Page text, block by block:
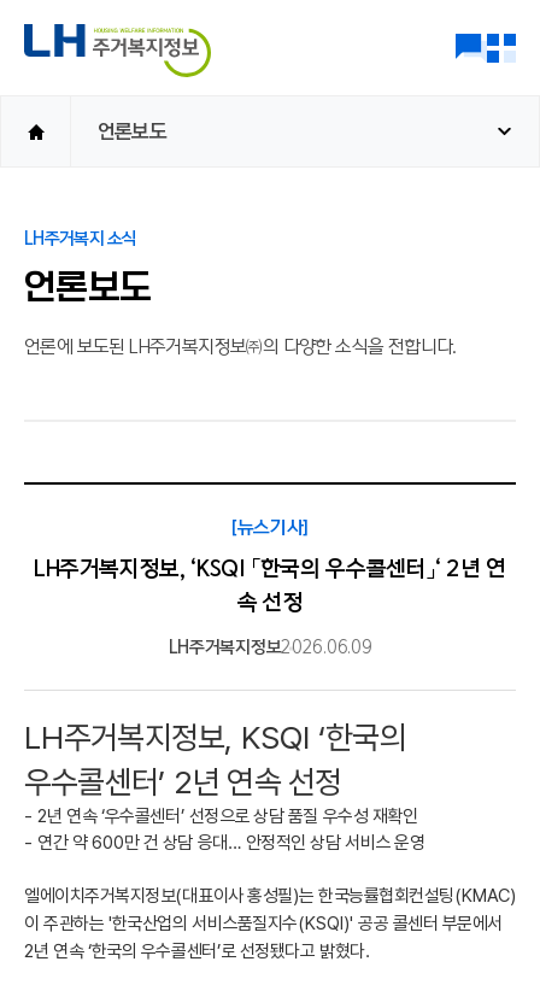
언론보도
LH주거복지 소식
언론보도
언론에 보도된 LH주거복지정보㈜의 다양한 소식을 전합니다.
[뉴스기사]
LH주거복지정보, ‘KSQI 「한국의 우수콜센터」‘ 2년 연
속 선정
LH주거복지정보2026.06.09
LH주거복지정보, KSQI ‘한국의
우수콜센터’ 2년 연속 선정
- 2년 연속‘우수콜센터’ 선정으로 상담 품질 우수성 재확인
- 연간 약600만 건 상담 응대… 안정적인 상담 서비스 운영
엘에이치주거복지정보(대표이사 홍성필)는 한국능률협회컨설팅(KMAC)
이 주관하는 '한국산업의 서비스품질지수(KSQI)' 공공 콜센터 부문에서
2년 연속‘한국의 우수콜센터’로 선정됐다고 밝혔다.